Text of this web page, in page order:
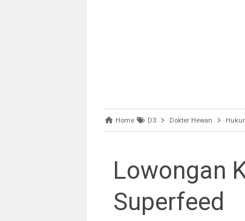
Home D3 Dokter Hewan
Lowongan
Superfeed